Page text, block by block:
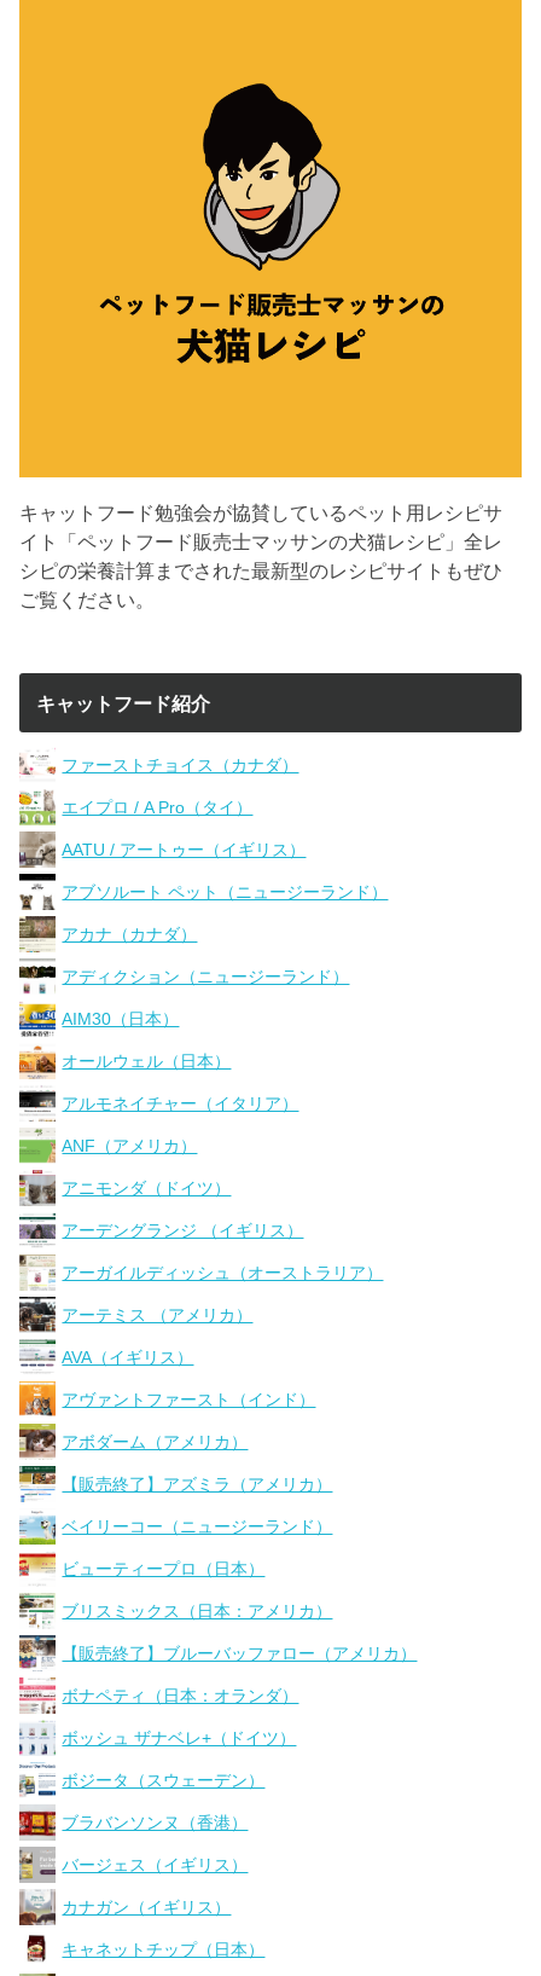
キャットフード勉強会が協賛しているペット用レシピサ
イト「ペットフード販売士マッサンの犬猫レシピ」全レ
シピの栄養計算までされた最新型のレシピサイトもぜひ
ご覧ください。
キャットフード紹介
ファーストチョイス（カナダ）
エイプロ / A Pro（タイ）
AATU / アートゥー（イギリス）
アブソルート ペット（ニュージーランド）
アカナ（カナダ）
アディクション（ニュージーランド）
AIM30（日本）
オールウェル（日本）
アルモネイチャー（イタリア）
ANF（アメリカ）
アニモンダ（ドイツ）
アーデングランジ （イギリス）
アーガイルディッシュ（オーストラリア）
アーテミス （アメリカ）
AVA（イギリス）
アヴァントファースト（インド）
アボダーム（アメリカ）
【販売終了】アズミラ（アメリカ）
ベイリーコー（ニュージーランド）
ビューティープロ（日本）
ブリスミックス（日本：アメリカ）
【販売終了】ブルーバッファロー（アメリカ）
ボナペティ（日本：オランダ）
ボッシュ ザナベレ+（ドイツ）
ボジータ（スウェーデン）
ブラバンソンヌ（香港）
バージェス（イギリス）
カナガン（イギリス）
キャネットチップ（日本）